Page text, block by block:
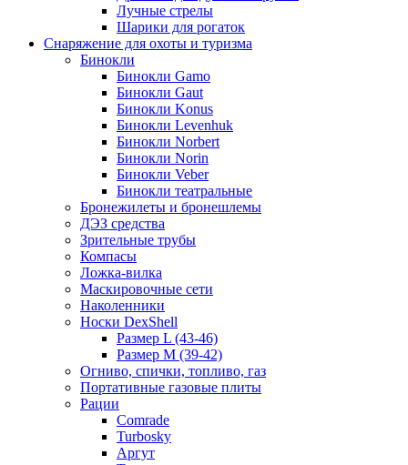
Лучные стрелы
Шарики для рогаток
Снаряжение для охоты и туризма
Бинокли
Бинокли Gamo
Бинокли Gaut
Бинокли Konus
Бинокли Levenhuk
Бинокли Norbert
Бинокли Norin
Бинокли Veber
Бинокли театральные
Бронежилеты и бронешлемы
ДЭЗ средства
Зрительные трубы
Компасы
Ложка-вилка
Маскировочные сети
Наколенники
Носки DexShell
Размер L (43-46)
Размер M (39-42)
Огниво, спички, топливо, газ
Портативные газовые плиты
Рации
Comrade
Turbosky
Аргут